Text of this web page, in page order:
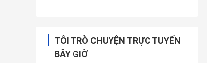
TÔI TRÒ CHUYỆN TRỰC TUYẾN
BÂY GIỜ